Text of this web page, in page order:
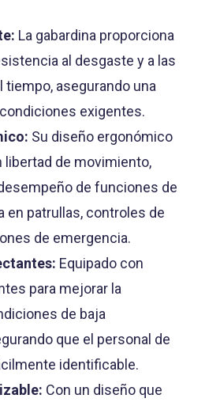
La gabardina proporciona
al desgaste y a las
asegurando una
exigentes.
Su diseño ergonómico
libertad de movimiento,
de funciones de
en patrullas, controles de
de emergencia.
Equipado con
para mejorar la
de baja
que el personal de
identificable.
Con un diseño que